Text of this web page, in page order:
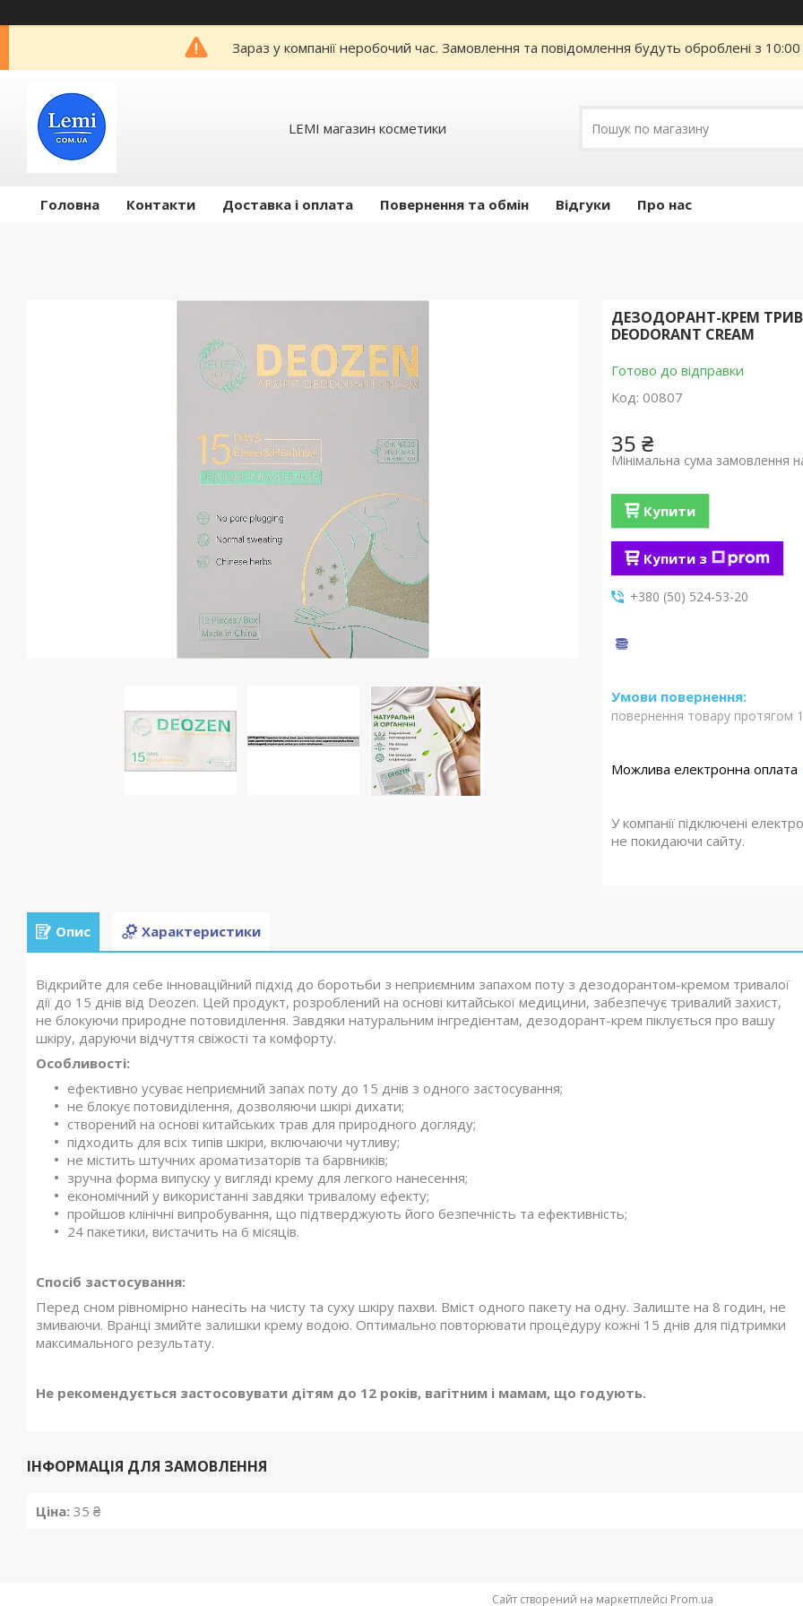
Зараз у компанії неробочий час. Замовлення та повідомлення будуть оброблені з
LEMI магазин косметики
Головна Контакти Доставка і оплата Повернення та обмін Відгуки Про нас
ДЕЗОДОРАНТ-КРЕМ
DEODORANT CREAM
Готово до відправки
Код: 00807
35 ₴
Мінімальна сума замовлення
Купити
Купити з
+380 (50) 524-53-20
повернення товару протягом
У компанії підключені
не покидаючи сайту.
Опис Характеристики
Відкрийте для себе інноваційний підхід до боротьби з неприємним запахом поту з дезодорантом-кремом тривалої
дії до 15 днів від Deozen. Цей продукт, розроблений на основі китайської медицини, забезпечує тривалий захист,
не блокуючи природне потовиділення. Завдяки натуральним інгредієнтам, дезодорант-крем піклується про вашу
шкіру, даруючи відчуття свіжості та комфорту.​
Особливості:
ефективно усуває неприємний запах поту до 15 днів з одного застосування;​
не блокує потовиділення, дозволяючи шкірі дихати;
створений на основі китайських трав для природного догляду;​
підходить для всіх типів шкіри, включаючи чутливу;
не містить штучних ароматизаторів та барвників;
зручна форма випуску у вигляді крему для легкого нанесення;
економічний у використанні завдяки тривалому ефекту;
пройшов клінічні випробування, що підтверджують його безпечність та ефективність;
24 пакетики, вистачить на 6 місяців.
Спосіб застосування:
Перед сном рівномірно нанесіть на чисту та суху шкіру пахви. Вміст одного пакету на одну. Залиште на 8 годин, не
змиваючи. Вранці змийте залишки крему водою. Оптимально повторювати процедуру кожні 15 днів для підтримки
максимального результату.
Не рекомендується застосовувати дітям до 12 років, вагітним і мамам, що годують.​
ІНФОРМАЦІЯ ДЛЯ ЗАМОВЛЕННЯ
Ціна: 35 ₴
Сайт створений на маркетплейсі Prom.ua